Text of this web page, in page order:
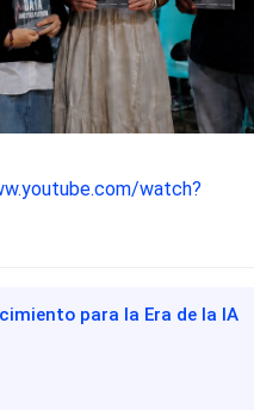
watch?
para la Era de la IA